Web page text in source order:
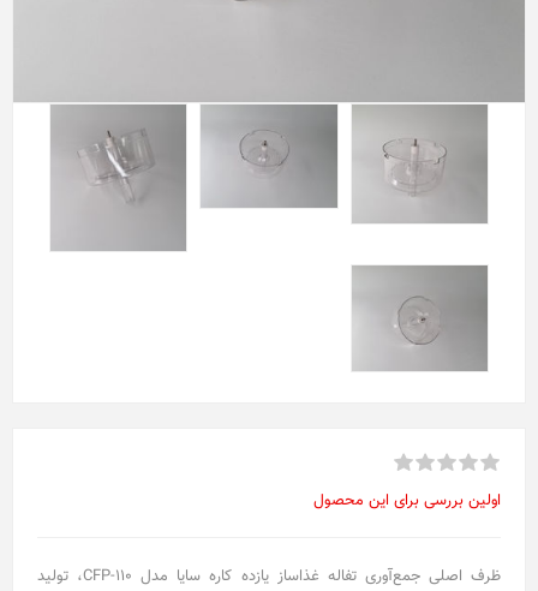
اولین بررسی برای این محصول
ظرف اصلی جمع‌آوری تفاله غذاساز یازده کاره سایا مدل CFP-110، تولید